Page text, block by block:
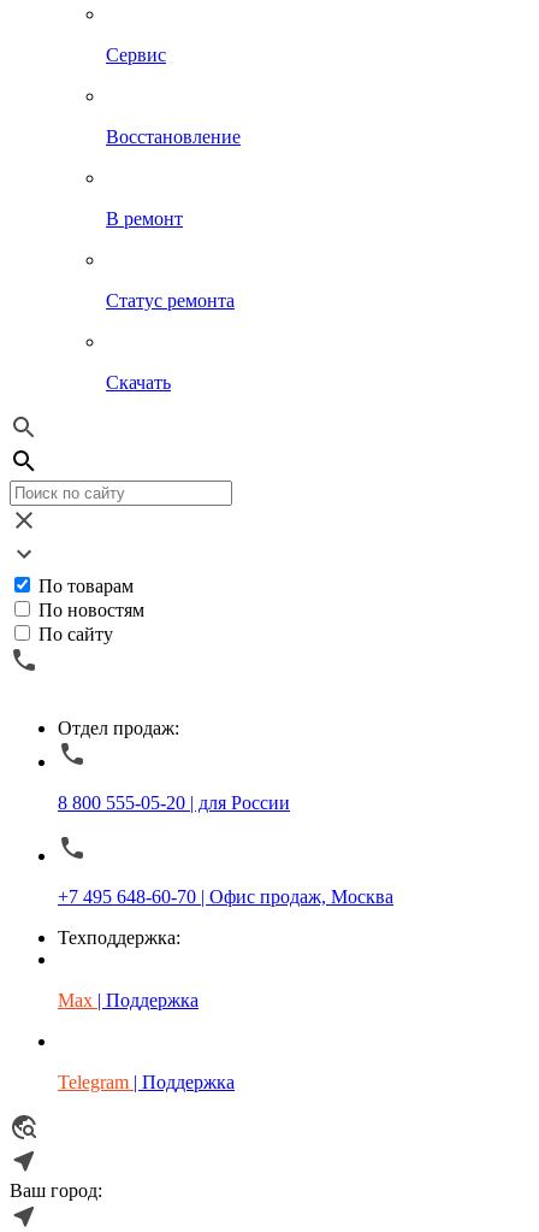
Сервис
Восстановление
В ремонт
Статус ремонта
Скачать
По товарам
По новостям
По сайту
Отдел продаж:
8 800 555-05-20 | для России
+7 495 648-60-70 | Офис продаж, Москва
Техподдержка:
Max | Поддержка
Telegram | Поддержка
Ваш город: